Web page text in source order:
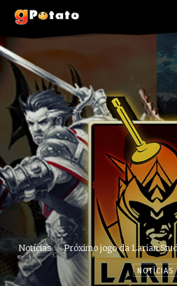
Notícias Próximo jogo da Larian
NOTÍCIAS